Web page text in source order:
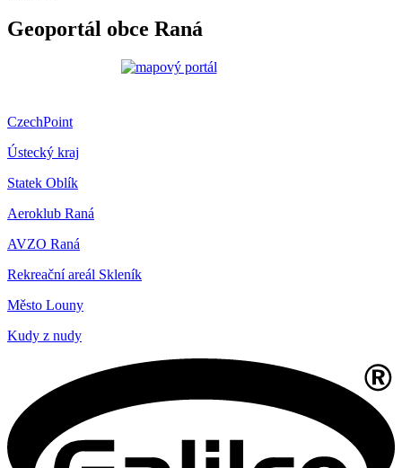
Geoportál obce Raná
CzechPoint
Ústecký kraj
Statek Oblík
Aeroklub Raná
AVZO Raná
Rekreační areál Skleník
Město Louny
Kudy z nudy